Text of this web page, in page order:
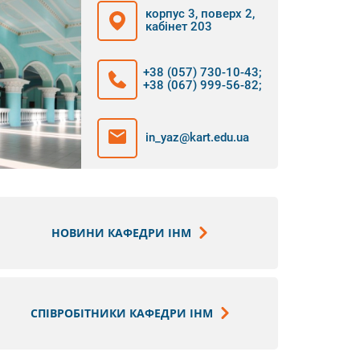
корпус 3, поверх 2,
кабінет 203
+38 (057) 730-10-43;
+38 (067) 999-56-82;
in_yaz@kart.edu.ua
НОВИНИ КАФЕДРИ ІНМ
СПІВРОБІТНИКИ КАФЕДРИ ІНМ